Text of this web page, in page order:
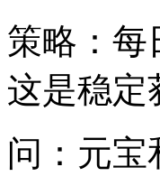
策略：每
这是稳定
问：元宝